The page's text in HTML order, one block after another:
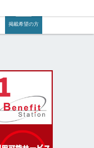
掲載希望の方